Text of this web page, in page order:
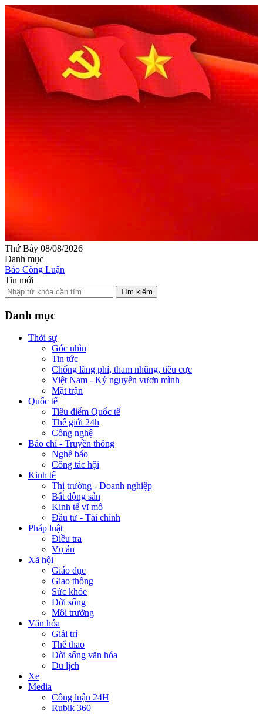
Thứ Bảy 08/08/2026
Danh mục
Báo Công Luận
Tin mới
Tìm kiếm
Danh mục
Thời sự
Góc nhìn
Tin tức
Chống lãng phí, tham nhũng, tiêu cực
Việt Nam - Kỷ nguyên vươn mình
Mặt trận
Quốc tế
Tiêu điểm Quốc tế
Thế giới 24h
Công nghệ
Báo chí - Truyền thông
Nghề báo
Công tác hội
Kinh tế
Thị trường - Doanh nghiệp
Bất động sản
Kinh tế vĩ mô
Đầu tư - Tài chính
Pháp luật
Điều tra
Vụ án
Xã hội
Giáo dục
Giao thông
Sức khỏe
Đời sống
Môi trường
Văn hóa
Giải trí
Thể thao
Đời sống văn hóa
Du lịch
Xe
Media
Công luận 24H
Rubik 360